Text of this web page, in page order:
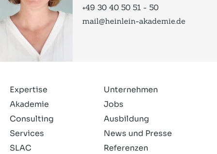
+49 30 40 50 51 - 50
mail@heinlein-akademie.de
Expertise
Akademie
Consulting
Services
SLAC
Unternehmen
Jobs
Ausbildung
News und Presse
Referenzen